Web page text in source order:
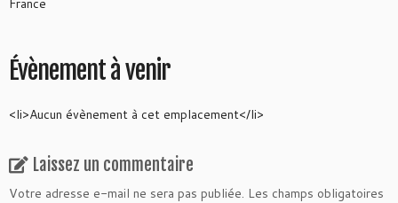
France
Évènement à venir
<li>Aucun évènement à cet emplacement</li>
Laissez un commentaire
Votre adresse e-mail ne sera pas publiée. Les champs obligatoires